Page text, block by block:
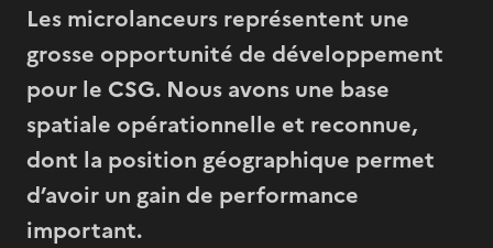
Les microlanceurs représentent une
grosse opportunité de développement
pour le CSG. Nous avons une base
spatiale opérationnelle et reconnue,
dont la position géographique permet
d’avoir un gain de performance
important.